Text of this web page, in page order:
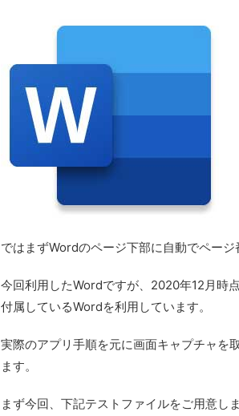
ではまずWordのページ下部に自動でページ
今回利用したWordですが、2020年12月
付属しているWordを利用しています。
実際のアプリ手順を元に画面キャプチャを
ます。
まず今回、下記テストファイルをご用意し